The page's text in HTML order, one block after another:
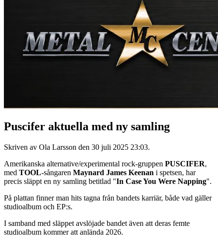
Puscifer aktuella med ny samling
Skriven av Ola Larsson den 30 juli 2025 23:03.
Amerikanska alternative/experimental rock-gruppen PUSCIFER,
med TOOL-sångaren Maynard James Keenan i spetsen, har
precis släppt en ny samling betitlad "In Case You Were Napping".
På plattan finner man hits tagna från bandets karriär, både vad gäller
studioalbum och EP:s.
I samband med släppet avslöjade bandet även att deras femte
studioalbum kommer att anlända 2026.